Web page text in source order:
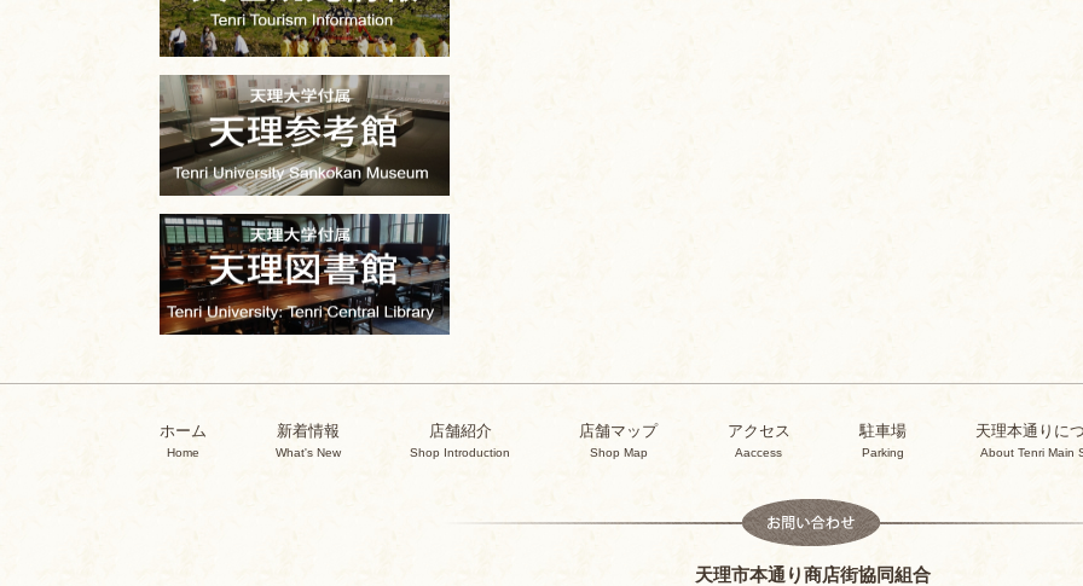
ホーム
Home
新着情報
What's New
店舗紹介
Shop Introduction
店舗マップ
Shop Map
アクセス
Aaccess
駐車場
Parking
天理本通りに
About Tenri Main
天理市本通り商店街協同組合